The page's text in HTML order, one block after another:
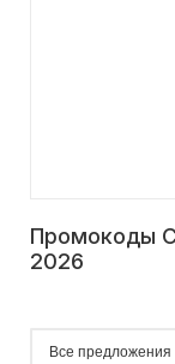
Промокоды
2026